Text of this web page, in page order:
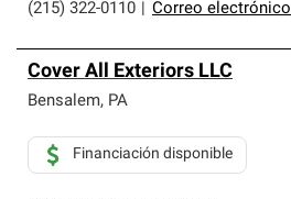
(215) 322-0110
Correo electrónico
Cover All Exteriors LLC
Bensalem, PA
Financiación disponible